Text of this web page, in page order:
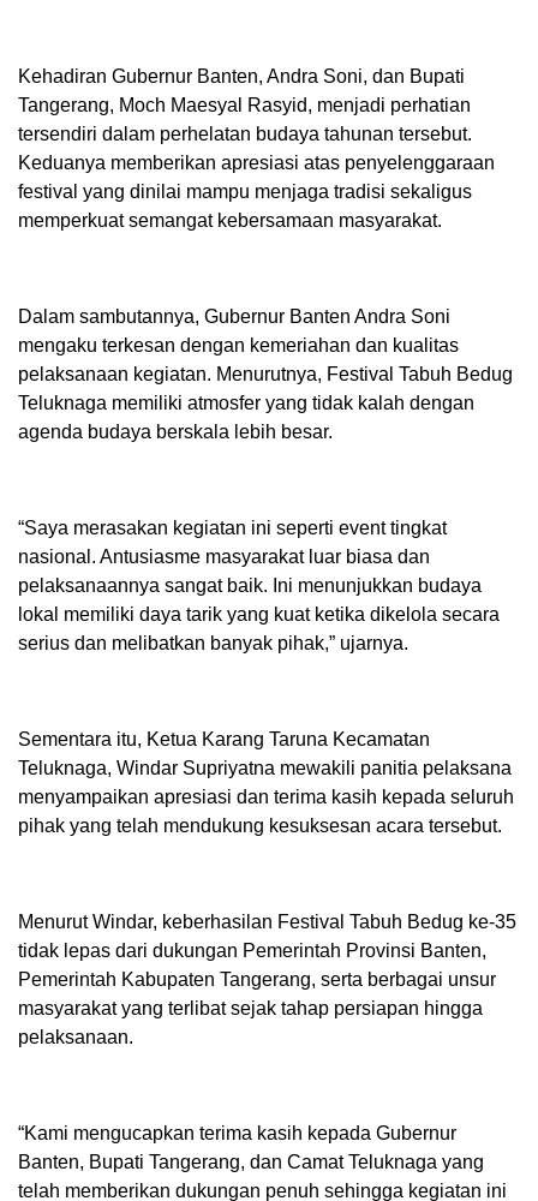
Kehadiran Gubernur Banten, Andra Soni, dan Bupati
Tangerang, Moch Maesyal Rasyid, menjadi perhatian
tersendiri dalam perhelatan budaya tahunan tersebut.
Keduanya memberikan apresiasi atas penyelenggaraan
festival yang dinilai mampu menjaga tradisi sekaligus
memperkuat semangat kebersamaan masyarakat.
Dalam sambutannya, Gubernur Banten Andra Soni
mengaku terkesan dengan kemeriahan dan kualitas
pelaksanaan kegiatan. Menurutnya, Festival Tabuh Bedug
Teluknaga memiliki atmosfer yang tidak kalah dengan
agenda budaya berskala lebih besar.
“Saya merasakan kegiatan ini seperti event tingkat
nasional. Antusiasme masyarakat luar biasa dan
pelaksanaannya sangat baik. Ini menunjukkan budaya
lokal memiliki daya tarik yang kuat ketika dikelola secara
serius dan melibatkan banyak pihak,” ujarnya.
Sementara itu, Ketua Karang Taruna Kecamatan
Teluknaga, Windar Supriyatna mewakili panitia pelaksana
menyampaikan apresiasi dan terima kasih kepada seluruh
pihak yang telah mendukung kesuksesan acara tersebut.
Menurut Windar, keberhasilan Festival Tabuh Bedug ke-35
tidak lepas dari dukungan Pemerintah Provinsi Banten,
Pemerintah Kabupaten Tangerang, serta berbagai unsur
masyarakat yang terlibat sejak tahap persiapan hingga
pelaksanaan.
“Kami mengucapkan terima kasih kepada Gubernur
Banten, Bupati Tangerang, dan Camat Teluknaga yang
telah memberikan dukungan penuh sehingga kegiatan ini